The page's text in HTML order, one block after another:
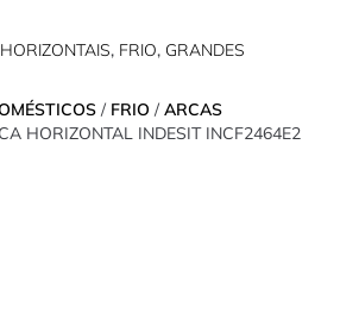
, FRIO, GRANDES
/ FRIO / ARCAS
HORIZONTAL INDESIT INCF2464E2